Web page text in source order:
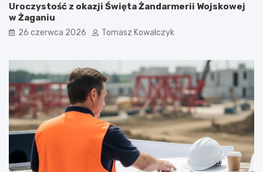
Uroczystość z okazji Święta Żandarmerii Wojskowej
w Żaganiu
26 czerwca 2026 Tomasz Kowalczyk